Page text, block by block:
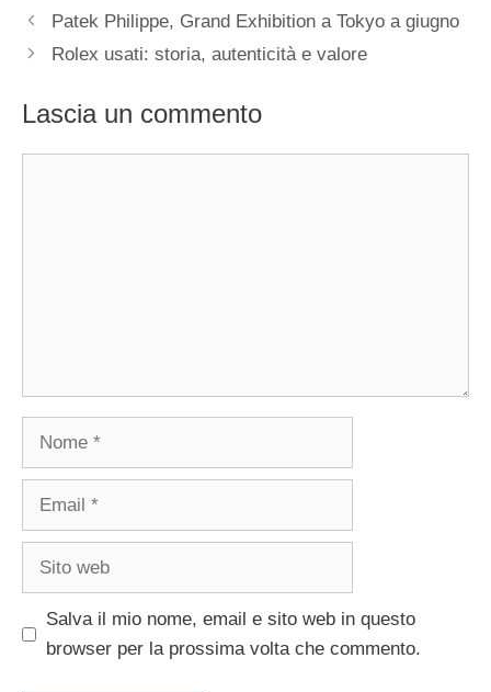
Navigazione
articolo
Patek Philippe, Grand Exhibition a Tokyo a giugno
Rolex usati: storia, autenticità e valore
Lascia un commento
Nome
Email
Sito
Salva il mio nome, email e sito web in questo
browser per la prossima volta che commento.